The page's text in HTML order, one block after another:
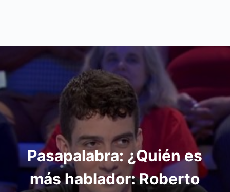
Pasapalabra: ¿Quién es
más hablador: Roberto